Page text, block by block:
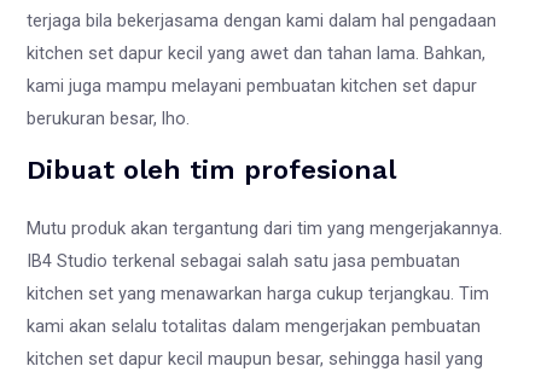
terjaga bila bekerjasama dengan kami dalam hal pengadaan
kitchen set dapur kecil yang awet dan tahan lama. Bahkan,
kami juga mampu melayani pembuatan kitchen set dapur
berukuran besar, lho.
Dibuat oleh tim profesional
Mutu produk akan tergantung dari tim yang mengerjakannya.
IB4 Studio terkenal sebagai salah satu jasa pembuatan
kitchen set yang menawarkan harga cukup terjangkau. Tim
kami akan selalu totalitas dalam mengerjakan pembuatan
kitchen set dapur kecil maupun besar, sehingga hasil yang